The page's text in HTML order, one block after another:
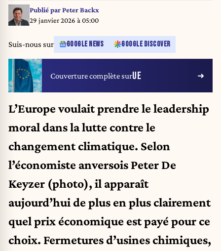
Publié parPeter Backx
29 janvier 2026 à 05:00
Suis-nous sur GOOGLE NEWS GOOGLE DISCOVER
Couverture complète surUE
L’Europe voulait prendre le leadership
moral dans la lutte contre le
changement climatique. Selon
l’économiste anversois Peter De
Keyzer (photo), il apparaît
aujourd’hui de plus en plus clairement
quel prix économique est payé pour ce
choix. Fermetures d’usines chimiques,